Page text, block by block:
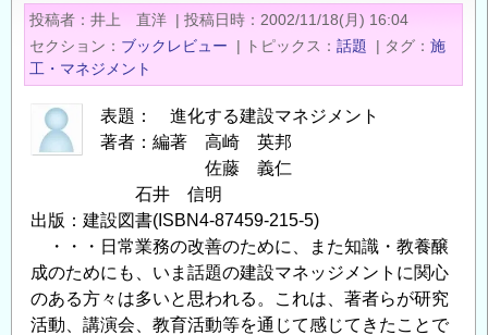
付
価
値
を
付
に
は
の
投稿者 井上 直洋 | 投稿日時
2002/11/18(月) 16:04
セクション
ブックレビュー | トピックス 話題 | タグ
施
工・マネジメント
表題： 進化する建設マネジメント
著者：編著 高崎 英邦
佐藤 義仁
石井 信明
出版：建設図書(ISBN4-87459-215-5)
・・・日常業務の改善のために、また知識・教養醸
成のためにも、いま話題の建設マネッジメントに関心
のある方々は多いと思われる。これは、著者らが研究
活動、講演会、教育活動等を通じて感じてきたことで